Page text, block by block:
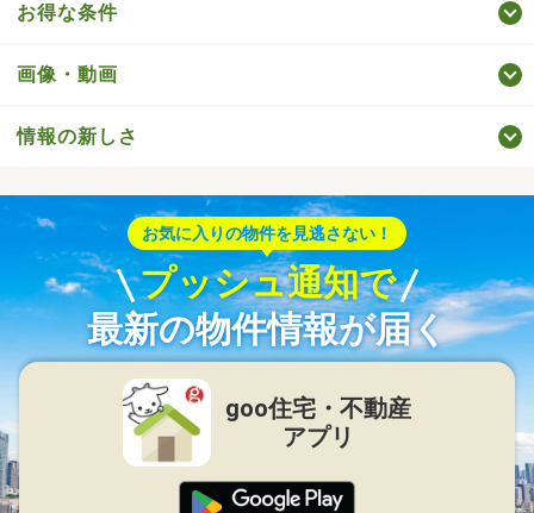
お得な条件
画像・動画
情報の新しさ
お気に入りの物件を見逃さない！
プッシュ通知で
最新の物件情報が届く
goo住宅・不動産
アプリ